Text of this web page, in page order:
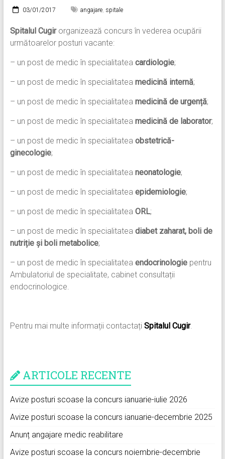
03/01/2017 angajare, spitale
Spitalul Cugirorganizează concurs în vederea ocupării
următoarelor posturi vacante:
– un post de medic în specialitatea cardiologie;
– un post de medic în specialitatea medicină internă;
– un post de medic în specialitatea medicină de urgență;
– un post de medic în specialitatea medicină de laborator;
– un post de medic în specialitatea obstetrică-
ginecologie;
– un post de medic în specialitatea neonatologie;
– un post de medic în specialitatea epidemiologie;
– un post de medic în specialitatea ORL;
– un post de medic în specialitatea diabet zaharat, boli de
nutriție și boli metabolice;
– un post de medic în specialitatea endocrinologiepentru
Ambulatoriul de specialitate, cabinet consultații
endocrinologice.
Pentru mai multe informații contactați Spitalul Cugir.
ARTICOLE RECENTE
Avize posturi scoase la concurs ianuarie-iulie 2026
Avize posturi scoase la concurs ianuarie-decembrie 2025
Anunț angajare medic reabilitare
Avize posturi scoase la concurs noiembrie-decembrie